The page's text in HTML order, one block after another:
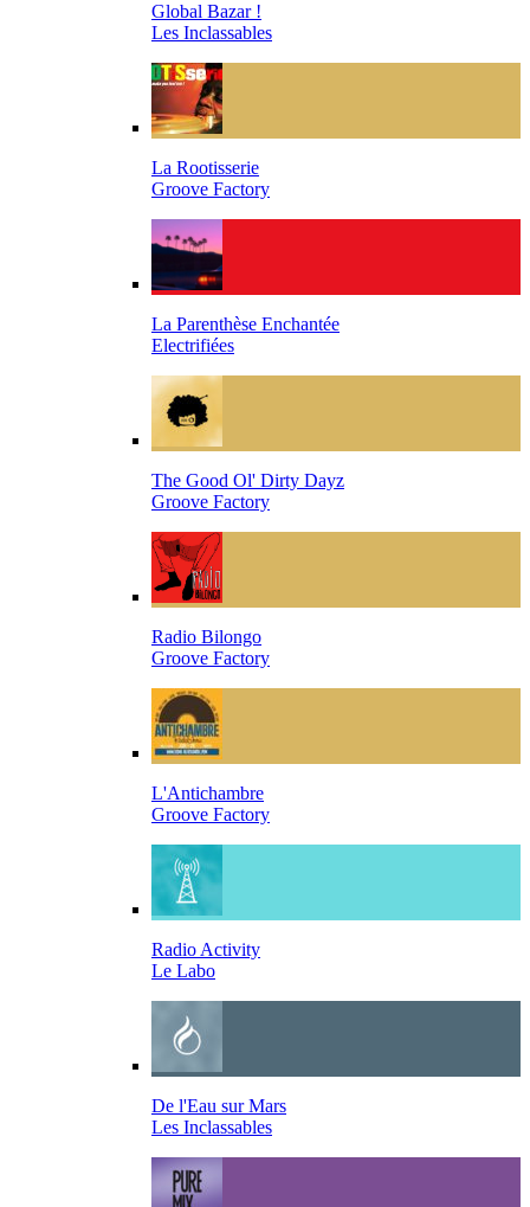
Global Bazar !
Les Inclassables
La Rootisserie
Groove Factory
La Parenthèse Enchantée
Electrifiées
The Good Ol' Dirty Dayz
Groove Factory
Radio Bilongo
Groove Factory
L'Antichambre
Groove Factory
Radio Activity
Le Labo
De l'Eau sur Mars
Les Inclassables